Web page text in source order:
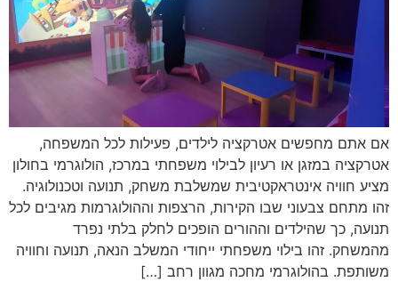
אם אתם מחפשים אטרקציה לילדים, פעילות לכל המשפחה,
אטרקציה במזגן או רעיון לבילוי משפחתי במרכז, הולוגרמי בחולון
מציע חוויה אינטראקטיבית שמשלבת משחק, תנועה וטכנולוגיה.
זהו מתחם צבעוני שבו הקירות, הרצפות וההולוגרמות מגיבים לכל
תנועה, כך שהילדים וההורים הופכים לחלק בלתי נפרד
מהמשחק. זהו בילוי משפחתי ייחודי המשלב הנאה, תנועה וחוויה
משותפת. בהולוגרמי מחכה מגוון רחב […]